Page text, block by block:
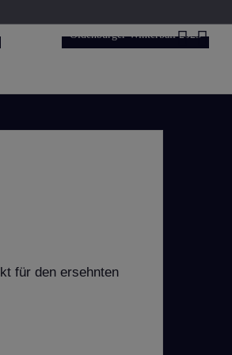
Oldenburger Winterball 2023
für den ersehnten